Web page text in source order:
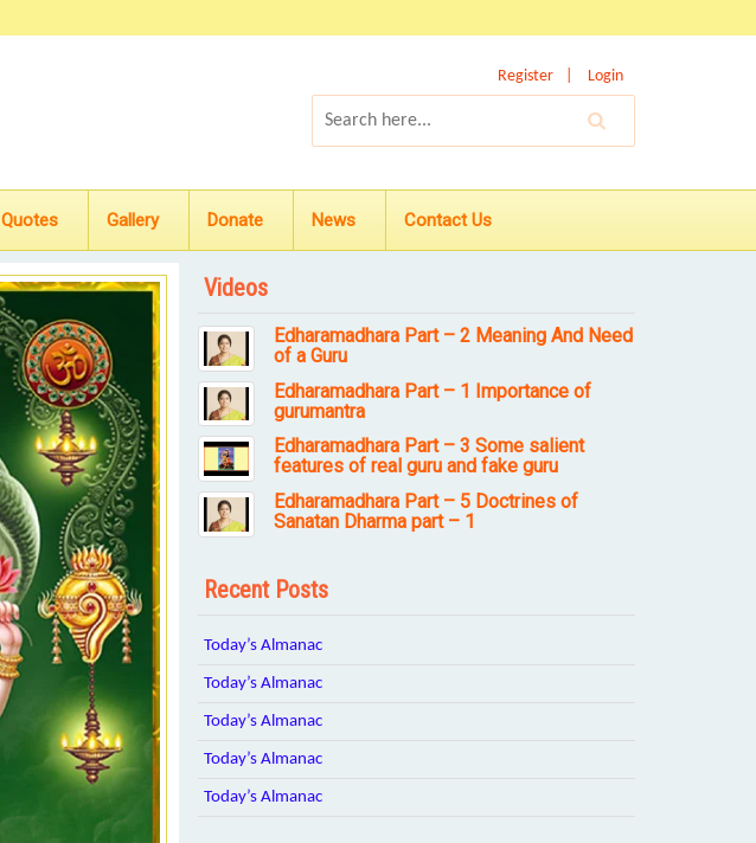
Register Login
Quotes Gallery Donate News Contact Us
Videos
Edharamadhara Part – 2 Meaning And Need
of a Guru
Edharamadhara Part – 1 Importance of
gurumantra
Edharamadhara Part – 3 Some salient
features of real guru and fake guru
Edharamadhara Part – 5 Doctrines of
Sanatan Dharma part – 1
Recent Posts
Today’s Almanac
Today’s Almanac
Today’s Almanac
Today’s Almanac
Today’s Almanac